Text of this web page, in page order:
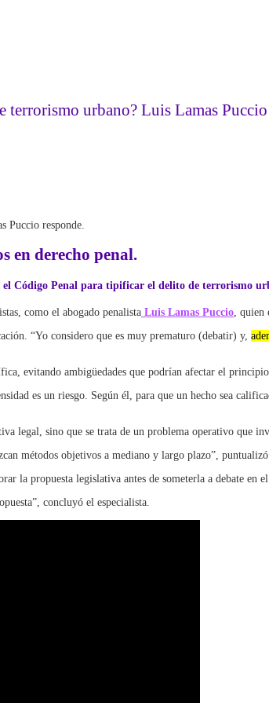
terrorismo urbano? Luis Lamas
Puccio responde.
en derecho penal.
el Código Penal para tipificar el delito de terrorismo
como el abogado penalista Luis Lamas Puccio, quien
“Yo considero que es muy prematuro (debatir) y,
evitando ambigüedades que podrían afectar el
es un riesgo. Según él, para que un hecho sea
legal, sino que se trata de un problema operativo que
métodos objetivos a mediano y largo plazo”,
la propuesta legislativa antes de someterla a debate en
concluyó el especialista.